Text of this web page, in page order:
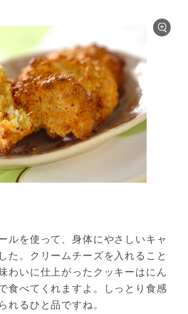
ルを使って、身体にやさしいキャ
た。クリームチーズを入れること
わいに仕上がったクッキーはにん
食べてくれますよ。しっとり食感
れるひと品ですね。